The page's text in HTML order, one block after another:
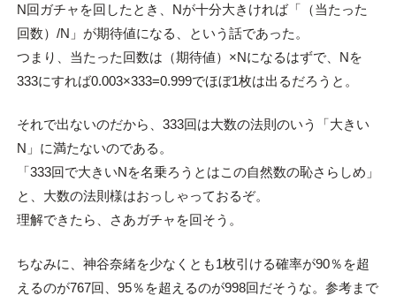
N回ガチャを回したとき、Nが十分大きければ「（当たった
回数）/N」が期待値になる、という話であった。
つまり、当たった回数は（期待値）×Nになるはずで、Nを
333にすれば0.003×333=0.999でほぼ1枚は出るだろうと。
それで出ないのだから、333回は大数の法則のいう「大きい
N」に満たないのである。
「333回で大きいNを名乗ろうとはこの自然数の恥さらしめ」
と、大数の法則様はおっしゃっておるぞ。
理解できたら、さあガチャを回そう。
ちなみに、神谷奈緒を少なくとも1枚引ける確率が90％を超
えるのが767回、95％を超えるのが998回だそうな。参考まで